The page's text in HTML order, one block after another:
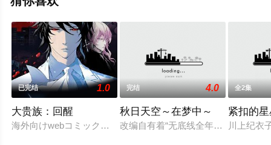
已完结 1.0
大贵族：回醒
海外向けwebコミックサイトLINE WEBTOON の人気タイトル
完结 4.0
秋日天空～在梦中～
改编自有着“无底线全年龄”之称的
全2集
紧扣的
川上纪衣